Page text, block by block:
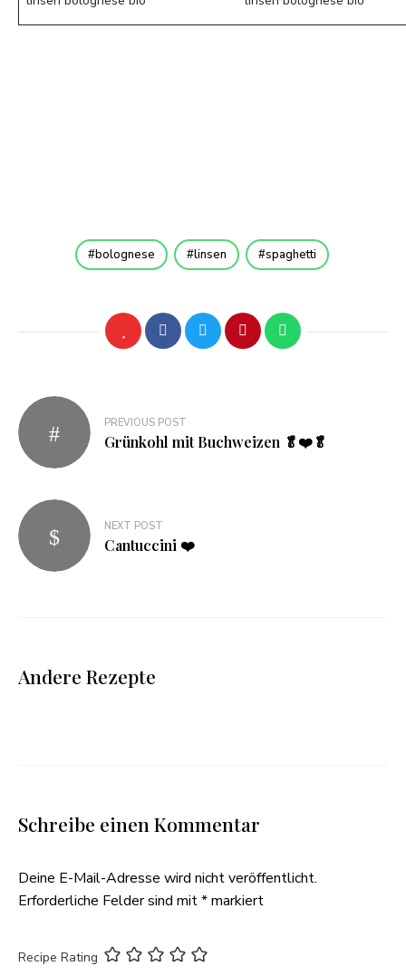
bolognese linsen spaghetti
Beitragsnavigation
PREVIOUS POST
Grünkohl mit Buchweizen 🥬❤️🥬
NEXT POST
Cantuccini ❤️
Andere Rezepte
Schreibe einen Kommentar
Deine E-Mail-Adresse wird nicht veröffentlicht.
Erforderliche Felder sind mit*markiert
Recipe Rating